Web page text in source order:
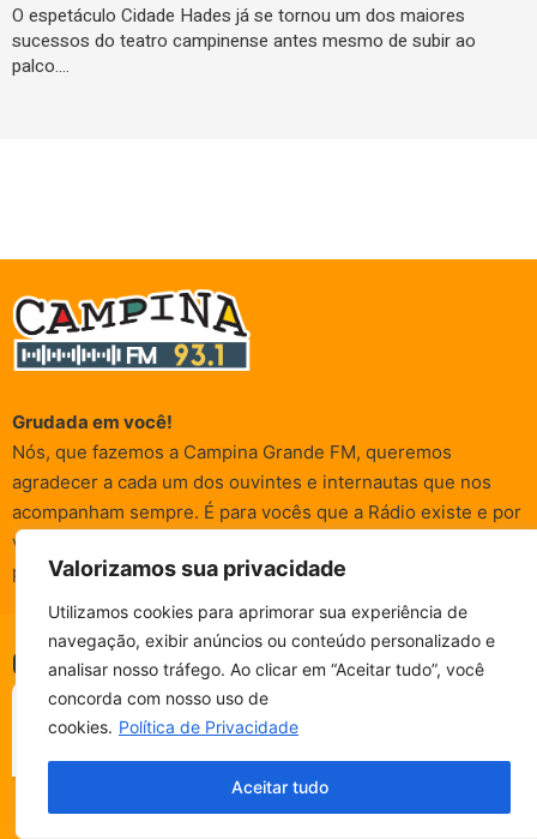
Valorizamos sua privacidade
Utilizamos cookies para aprimorar sua experiência de
navegação, exibir anúncios ou conteúdo personalizado e
analisar nosso tráfego. Ao clicar em “Aceitar tudo”, você
concorda com nosso uso de
cookies. Política de Privacidade
Aceitar tudo
CAMPINA FM - AO VIVO
ESCUTE SEM PARAR!
O espetáculo Cidade Hades já se tornou um dos maiores
sucessos do teatro campinense antes mesmo de subir ao
palco.…
Grudada em você!
Nós, que fazemos a Campina Grande FM, queremos
agradecer a cada um dos ouvintes e internautas que nos
acompanham sempre. É para vocês que a Rádio existe e por
vocês que as informações (informativas, de entretenimento,
promocionais e de conscientização) são realizadas.
© Campina FM 1978 – 2026. Termos de Uso | Política de
Privacidade
Desenvolvido pela
rox Publicidade
Fala, ouvinte!